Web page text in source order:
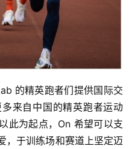
的精英跑者们提供国际交
来自中国的精英跑者运动
此为起点，On 希望可以支
，于训练场和赛道上坚定迈